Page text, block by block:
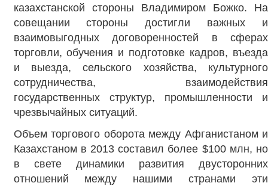
казахстанской стороны Владимиром Божко. На
совещании стороны достигли важных и
взаимовыгодных договоренностей в сферах
торговли, обучения и подготовке кадров, въезда
и выезда, сельского хозяйства, культурного
сотрудничества, взаимодействия
государственных структур, промышленности и
чрезвычайных ситуаций.
Объем торгового оборота между Афганистаном и
Казахстаном в 2013 составил более $100 млн, но
в свете динамики развития двусторонних
отношений между нашими странами эти